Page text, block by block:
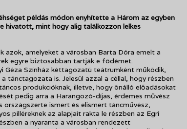
példás módon enyhítette a Három az egyben
hivatott, mint hogy alig találkozzon lelkes
azok, amelyeket a városban Barta Dóra emelt a
egyre biztosabban tartják e födémet.
Géza Színház kéttagozatú teátrumként működik,
tánctagozata is. Jelesül azzal a céllal, hogy részben
produkcióknak, illetve, hogy önálló előadásokat
pedig arra a Harangozó-díjas, érdemes művész
országszerte ismert és elismert táncművész,
pilléreknek az alapjait rakta le részben az Egri
a nyaranta a városban rendezett